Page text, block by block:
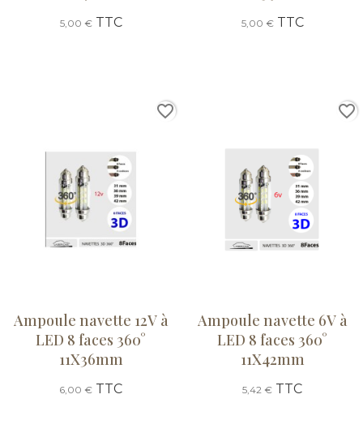
5,00 €TTC 5,00 €TTC
Ampoule navette 12V à
LED 8 faces 360°
11X36mm
6,00 € TTC
favorite_border
Ampoule navette 6V à
LED 8 faces 360°
11X42mm
5,42 € TTC
favorite_border